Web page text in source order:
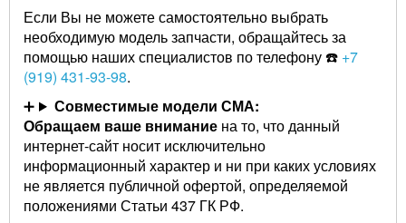
Если Вы не можете самостоятельно выбрать
необходимую модель запчасти, обращайтесь за
помощью наших специалистов по телефону ☎️ +7
(919) 431-93-98.
Совместимые модели СМА:
Обращаем ваше внимание на то, что данный
интернет-сайт носит исключительно
информационный характер и ни при каких условиях
не является публичной офертой, определяемой
положениями Статьи 437 ГК РФ.